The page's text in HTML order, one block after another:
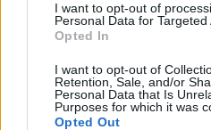
I want to opt-out of
Personal Data for Targeted
Opted In
I want to opt-out of
Retention, Sale, and/or
Personal Data that Is
Purposes for which it was
Opted Out
Rodyti
Prisijungti